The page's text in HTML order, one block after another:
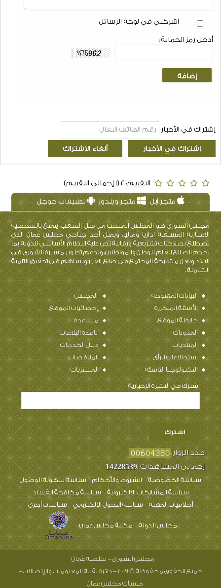
اشركني في لوحة الرسائل
أدخل رمز الحماية:
إشتراك في الأخبار
التقييم: 2 (1 إجمالي التقييم)
متجر آبل متجر ويندوز تطبيقات جوجل
مجلس الشورى هو المجلس المنتخب من قبل الشعب، يتمتع بالشخصية
الاعتبارية المستقلة اداريا وماليا، ويمثل أحد جناحي مجلس عمان الذي
يضطلع بصلاحيات تشريعية ورقابية نص عليه النظام الأساسي للدولة بما
يخدم الصالح العام للوطن والمواطنين، ويدعم تطوير مسيرة الشورى في
البلاد ويعزز مشاركة المجتمع في صنع القرار ويساهم في تحقيق التنمية
الشاملة .
المجلس
البيانات المفتوحة
إحصائيات الموقع
الأسئلة المتكررة
مساعدة
خارطة الموقع
نافذة البلاغات
المدونات
دليل الخدمات
المنتديات
المناقصات
استطلاعات الرأي
المشتريات
التكنولوجيا الناشئة
اشترك في النشرة الإخبارية
عدد الزوار: